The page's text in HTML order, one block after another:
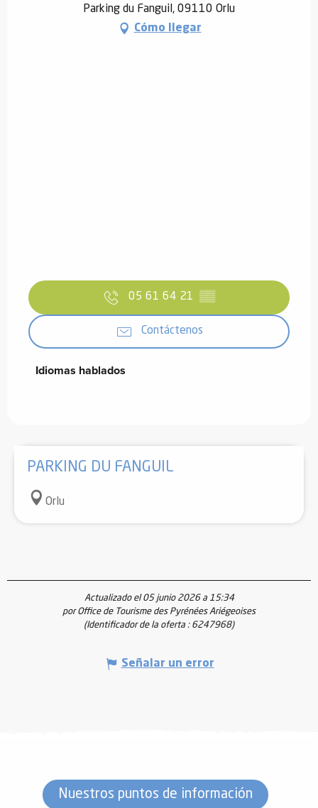
Parking du Fanguil, 09110 Orlu
Cómo llegar
05 61 64 21 ▒▒
Contáctenos
Idiomas hablados
Idiomas hablados
PARKING DU FANGUIL
Orlu
Actualizado el 05 junio 2026 a 15:34
por Office de Tourisme des Pyrénées Ariégeoises
(Identificador de la oferta : 6247968)
Señalar un error
Nuestros puntos de información